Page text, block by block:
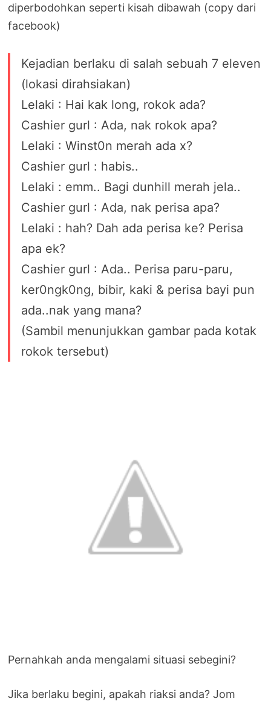
diperbodohkan seperti kisah dibawah (copy dari
facebook)
Kejadian berlaku di salah sebuah 7 eleven
(lokasi dirahsiakan)
Lelaki : Hai kak long, rokok ada?
Cashier gurl : Ada, nak rokok apa?
Lelaki : Winst0n merah ada x?
Cashier gurl : habis..
Lelaki : emm.. Bagi dunhill merah jela..
Cashier gurl : Ada, nak perisa apa?
Lelaki : hah? Dah ada perisa ke? Perisa
apa ek?
Cashier gurl : Ada.. Perisa paru-paru,
ker0ngk0ng, bibir, kaki & perisa bayi pun
ada..nak yang mana?
(Sambil menunjukkan gambar pada kotak
rokok tersebut)
Pernahkah anda mengalami situasi sebegini?
Jika berlaku begini, apakah riaksi anda? Jom